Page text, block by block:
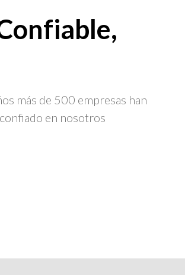
más de 500 empresas han
confiado en nosotros